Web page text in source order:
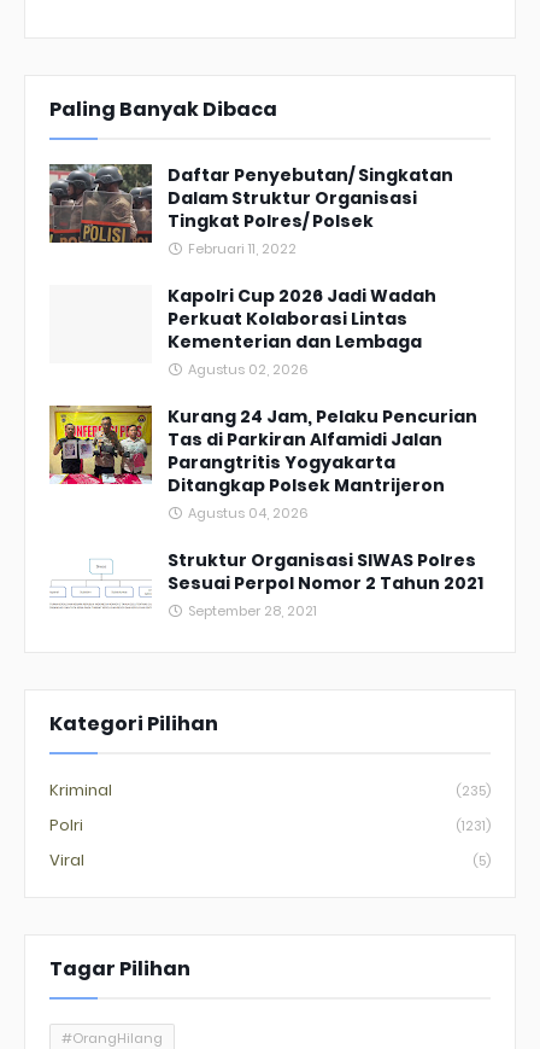
Paling Banyak Dibaca
Daftar Penyebutan/ Singkatan
Dalam Struktur Organisasi
Tingkat Polres/ Polsek
Februari 11, 2022
Kapolri Cup 2026 Jadi Wadah
Perkuat Kolaborasi Lintas
Kementerian dan Lembaga
Agustus 02, 2026
Kurang 24 Jam, Pelaku Pencurian
Tas di Parkiran Alfamidi Jalan
Parangtritis Yogyakarta
Ditangkap Polsek Mantrijeron
Agustus 04, 2026
Struktur Organisasi SIWAS Polres
Sesuai Perpol Nomor 2 Tahun 2021
September 28, 2021
Kategori Pilihan
Kriminal (235)
Polri (1231)
Viral (5)
Tagar Pilihan
#OrangHilang